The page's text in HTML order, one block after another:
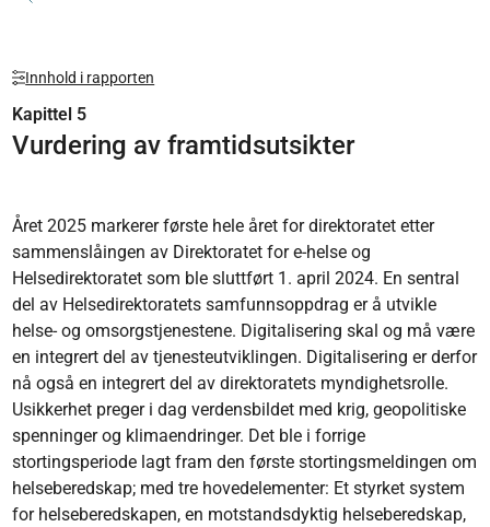
Innhold i rapporten
Kapittel 5
Vurdering av framtidsutsikter
Året 2025 markerer første hele året for direktoratet etter
sammenslåingen av Direktoratet for e-helse og
Helsedirektoratet som ble sluttført 1. april 2024. En sentral
del av Helsedirektoratets samfunnsoppdrag er å utvikle
helse- og omsorgstjenestene. Digitalisering skal og må være
en integrert del av tjenesteutviklingen. Digitalisering er derfor
nå også en integrert del av direktoratets myndighetsrolle.
Usikkerhet preger i dag verdensbildet med krig, geopolitiske
spenninger og klimaendringer. Det ble i forrige
stortingsperiode lagt fram den første stortingsmeldingen om
helseberedskap; med tre hovedelementer: Et styrket system
for helseberedskapen, en motstandsdyktig helseberedskap,